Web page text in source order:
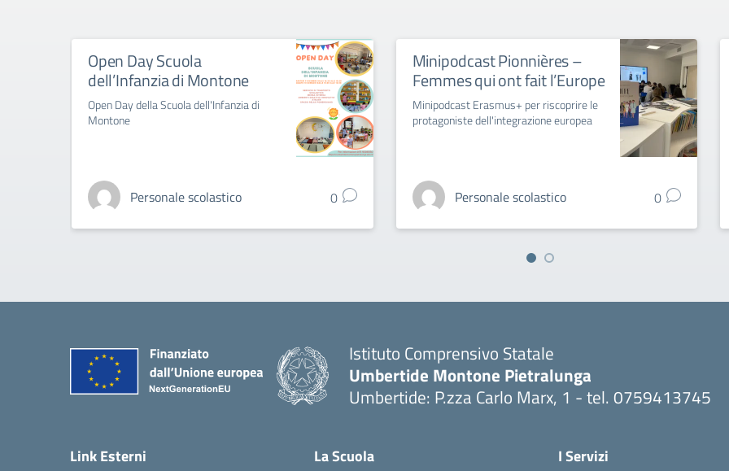
Open Day Scuola
dell’Infanzia di Montone
Open Day della Scuola dell'Infanzia di
Montone
Personale scolastico 0
Minipodcast Pionnières –
Femmes qui ont fait l’Europe
Minipodcast Erasmus+ per riscoprire le
protagoniste dell'integrazione europea
Personale scolastico 0
Istituto Comprensivo Statale
Umbertide Montone Pietralunga
Umbertide: P.zza Carlo Marx, 1 - tel. 0759413745
Link Esterni La Scuola I Servizi